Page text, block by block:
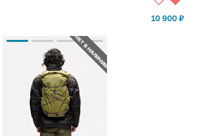
10 900 ₽
НЕТ В НАЛИЧИИ